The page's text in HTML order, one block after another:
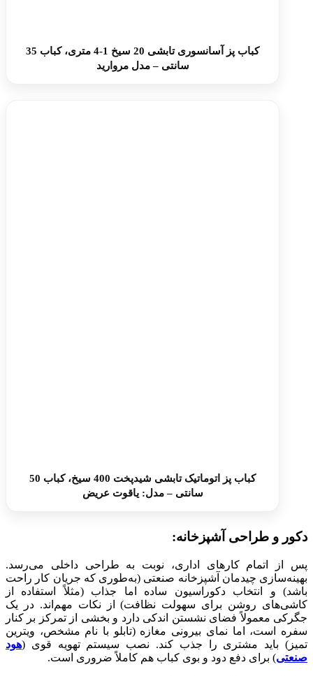
کباب پز آسانسوری تابشی 20 سیخ 1-4 متری، کباب 35
سانتی – مدل مروارید
کباب پز اتوماتیک تابشی شیدپخت 400 سیخ، کباب 50
سانتی – مدل: یاقوت عریض
دکور و طراحی آشپزخانه:
پس از اتمام کارهای اداری، نوبت به طراحی داخلی می‌رسد.
بهینه‌سازی چیدمان آشپزخانه صنعتی (به‌طوری که جریان کار راحت
باشد) و انتخاب دکوراسیون ساده اما جذاب (مثلاً استفاده از
کاشی‌های روشن برای سهولت نظافت) از نکات مهم‌اند. در یک
جگرکی معمولاً فضای نشستن اندکی دارد و بخشی از تمرکز بر کنار
سفره است، اما نمای بیرونی مغازه (تابلو با نام مشخص، ویترین
تمیز) باید مشتری را جذب کند. نصب سیستم تهویه قوی (هود
صنعتی) برای دفع دود و بوی کباب هم کاملاً ضروری است.